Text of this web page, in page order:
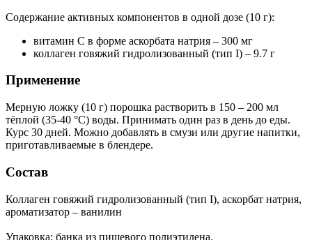
Содержание активных компонентов в одной дозе (10 г):
витамин C в форме аскорбата натрия – 300 мг
коллаген говяжий гидролизованный (тип I) – 9.7 г
Применение
Мерную ложку (10 г) порошка растворить в 150 – 200 мл
тёплой (35-40 °С) воды. Принимать один раз в день до еды.
Курс 30 дней. Можно добавлять в смузи или другие напитки,
приготавливаемые в блендере.
Состав
Коллаген говяжий гидролизованный (тип I), аскорбат натрия,
ароматизатор – ванилин
Упаковка: банка из пищевого полиэтилена.